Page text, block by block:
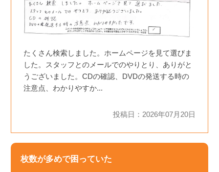
たくさん検索しました。ホームページを見て選びま
した。スタッフとのメールでのやりとり、ありがと
うございました。CDの確認、DVDの発送する時の
注意点、わかりやすか...
投稿日：2026年07月20日
枚数が多めで困っていた